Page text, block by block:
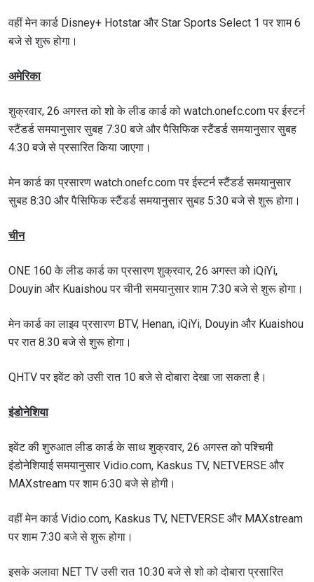
वहीं मेन कार्ड Disney+ Hotstar और Star Sports Select 1 पर शाम 6
बजे से शुरू होगा।
अमेरिका
शुक्रवार, 26 अगस्त को शो के लीड कार्ड को watch.onefc.com पर ईस्टर्न
स्टैंडर्ड समयानुसार सुबह 7:30 बजे और पैसिफिक स्टैंडर्ड समयानुसार सुबह
4:30 बजे से प्रसारित किया जाएगा।
मेन कार्ड का प्रसारण watch.onefc.com पर ईस्टर्न स्टैंडर्ड समयानुसार
सुबह 8:30 और पैसिफिक स्टैंडर्ड समयानुसार सुबह 5:30 बजे से शुरू होगा।
चीन
ONE 160 के लीड कार्ड का प्रसारण शुक्रवार, 26 अगस्त को iQiYi,
Douyin और Kuaishou पर चीनी समयानुसार शाम 7:30 बजे से शुरू होगा।
मेन कार्ड का लाइव प्रसारण BTV, Henan, iQiYi, Douyin और Kuaishou
पर रात 8:30 बजे से शुरू होगा।
QHTV पर इवेंट को उसी रात 10 बजे से दोबारा देखा जा सकता है।
इंडोनेशिया
इवेंट की शुरुआत लीड कार्ड के साथ शुक्रवार, 26 अगस्त को पश्चिमी
इंडोनेशियाई समयानुसार Vidio.com, Kaskus TV, NETVERSE और
MAXstream पर शाम 6:30 बजे से होगी।
वहीं मेन कार्ड Vidio.com, Kaskus TV, NETVERSE और MAXstream
पर शाम 7:30 बजे से शुरू होगा।
इसके अलावा NET TV उसी रात 10:30 बजे से शो को दोबारा प्रसारित